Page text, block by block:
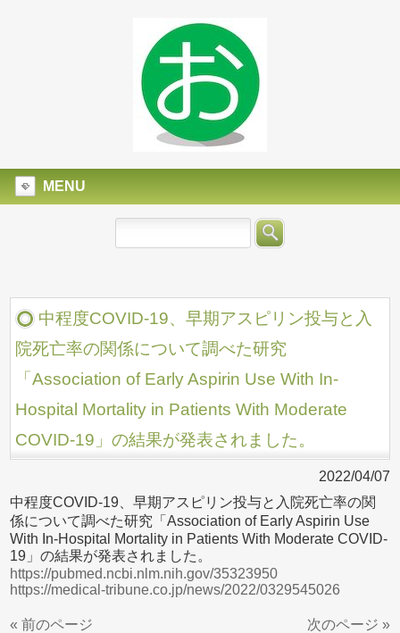
MENU
中程度COVID-19、早期アスピリン投与と入
院死亡率の関係について調べた研究
「Association of Early Aspirin Use With In-
Hospital Mortality in Patients With Moderate
COVID-19」の結果が発表されました。
2022/04/07
中程度COVID-19、早期アスピリン投与と入院死亡率の関
係について調べた研究「Association of Early Aspirin Use
With In-Hospital Mortality in Patients With Moderate COVID-
19」の結果が発表されました。
https://pubmed.ncbi.nlm.nih.gov/35323950
https://medical-tribune.co.jp/news/2022/0329545026
« 前のページ 次のページ »